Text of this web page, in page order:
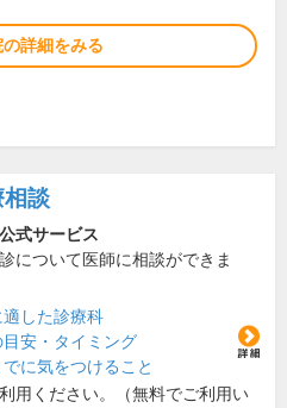
詳細をみる
談
式サービス
について医師に相談ができま
した診療科
安・タイミング
に気をつけること
用ください。（無料でご利用い